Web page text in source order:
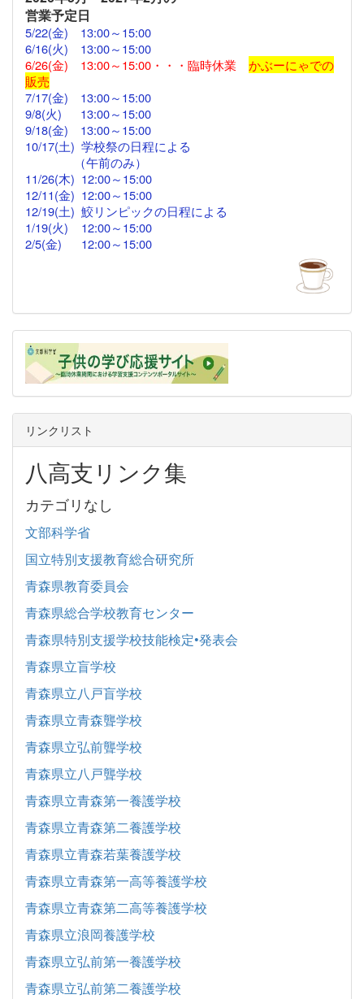
営業予定日
5/22(金) 13:00～15:00
6/16(火) 13:00～15:00
6/26(金) 13:00～15:00・・・臨時休業 かぶーにゃでの
販売
7/17(金) 13:00～15:00
9/8(火) 13:00～15:00
9/18(金) 13:00～15:00
10/17(土) 学校祭の日程による
（午前のみ）
11/26(木) 12:00～15:00
12/11(金) 12:00～15:00
12/19(土) 鮫リンピックの日程による
1/19(火) 12:00～15:00
2/5(金) 12:00～15:00
リンクリスト
八高支リンク集
カテゴリなし
文部科学省
国立特別支援教育総合研究所
青森県教育委員会
青森県総合学校教育センター
青森県特別支援学校技能検定•発表会
青森県立盲学校
青森県立八戸盲学校
青森県立青森聾学校
青森県立弘前聾学校
青森県立八戸聾学校
青森県立青森第一養護学校
青森県立青森第二養護学校
青森県立青森若葉養護学校
青森県立青森第一高等養護学校
青森県立青森第二高等養護学校
青森県立浪岡養護学校
青森県立弘前第一養護学校
青森県立弘前第二養護学校